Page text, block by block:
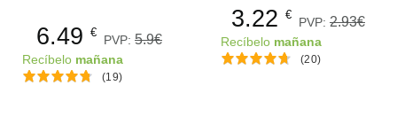
6.49 €
PVP: 5.9€
Recíbelo mañana
(19)
3.22 €
PVP: 2.93€
Recíbelo mañana
(20)